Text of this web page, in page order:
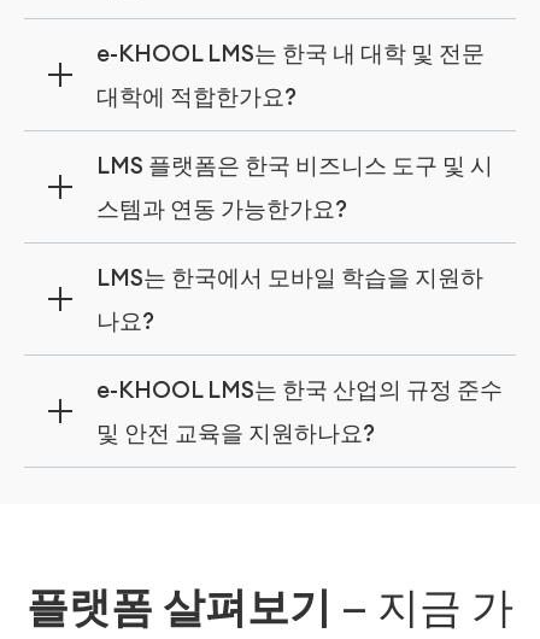
부합하는 콘텐츠 제공은 물론, 원활한 학습 경험
e-KHOOL LMS는 한국 내 대학 및 전문
대학에 적합한가요?
대학, 직업교육기관의 교육 운영을 효과적으로
LMS 플랫폼은 한국 비즈니스 도구 및 시
스템과 연동 가능한가요?
연동되어 원활한 업무 흐름과 체계적인 교육 운
LMS는 한국에서 모바일 학습을 지원하
나요?
디에서든, 언제든지 강좌에 접근할 수 있도록 합
e-KHOOL LMS는 한국 산업의 규정 준수
및 안전 교육을 지원하나요?
니다.
플랫폼 살펴보기 — 지금 가